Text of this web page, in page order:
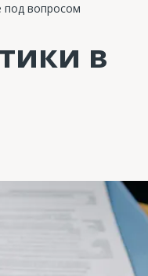
под вопросом
в